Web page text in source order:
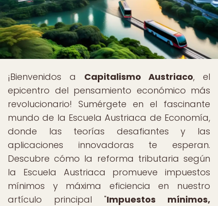
¡Bienvenidos a Capitalismo Austriaco, el
epicentro del pensamiento económico más
revolucionario! Sumérgete en el fascinante
mundo de la Escuela Austriaca de Economía,
donde las teorías desafiantes y las
aplicaciones innovadoras te esperan.
Descubre cómo la reforma tributaria según
la Escuela Austriaca promueve impuestos
mínimos y máxima eficiencia en nuestro
artículo principal "Impuestos mínimos,